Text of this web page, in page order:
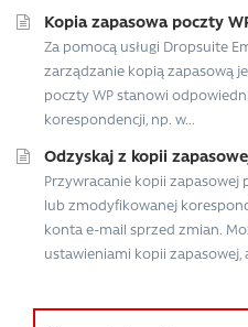
Kopia zapasowa poczty
Za pomocą usługi Dropsuite
zarządzanie kopią zapasową
poczty WP stanowi
korespondencji, np. w...
Odzyskaj z kopii
Przywracanie kopii
lub zmodyfikowanej
konta e-mail sprzed zmian.
ustawieniami kopii zapasowej,